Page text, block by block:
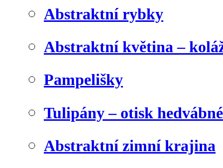
Abstraktní rybky
Abstraktní květina –
Pampelišky
Tulipány – otisk
Abstraktní zimní krajina